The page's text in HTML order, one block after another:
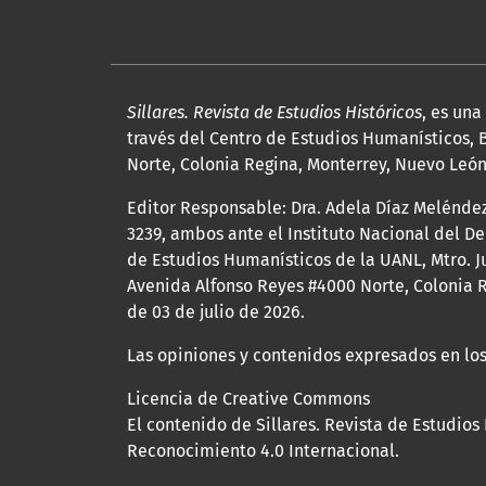
Sillares. Revista de Estudios Históricos, es
través del Centro de Estudios Humanísticos,
Norte, Colonia Regina, Monterrey, Nuevo
Editor Responsable: Dra. Adela Díaz
3239, ambos ante el Instituto Nacional del
de Estudios Humanísticos de la UANL, Mtro.
Avenida Alfonso Reyes #4000 Norte, Colonia
de 03 de julio de 2026.
Las opiniones y contenidos expresados en
Licencia de Creative Commons
El contenido de Sillares. Revista de
Reconocimiento 4.0 Internacional.